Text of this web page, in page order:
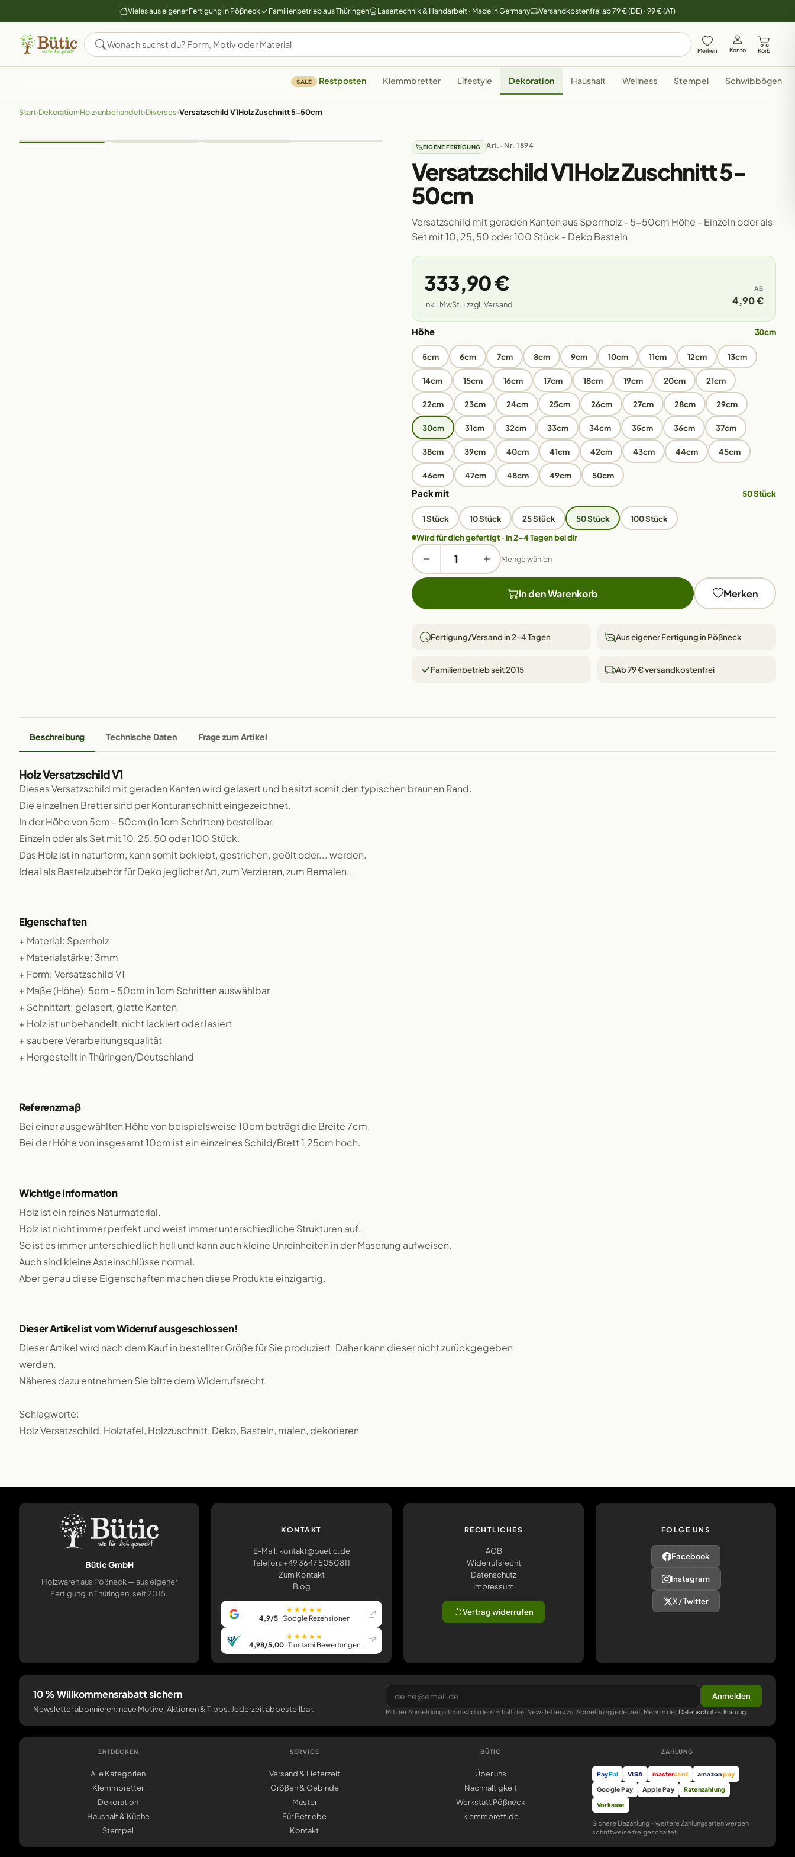
Vieles aus eigener Fertigung in Pößneck Familienbetrieb aus Thüringen Lasertechnik & Handarbeit · Made in Germany Versandkostenfrei ab 79 € (DE) · 99 € (AT)
Merken Konto Korb
SALE Restposten Klemmbretter Lifestyle Dekoration Haushalt Wellness Stempel Schwibbögen
Start›Dekoration›Holz›unbehandelt›Diverses›Versatzschild V1Holz Zuschnitt 5-50cm
EIGENE FERTIGUNG Art.-Nr. 1894
Versatzschild V1Holz Zuschnitt 5-
50cm
Versatzschild mit geraden Kanten aus Sperrholz - 5-50cm Höhe - Einzeln oder als
Set mit 10, 25, 50 oder 100 Stück - Deko Basteln
333,90 €
inkl. MwSt. · zzgl. Versand
AB
4,90 €
Höhe 30cm
5cm 6cm 7cm 8cm 9cm 10cm 11cm 12cm 13cm
14cm 15cm 16cm 17cm 18cm 19cm 20cm 21cm
22cm 23cm 24cm 25cm 26cm 27cm 28cm 29cm
30cm 31cm 32cm 33cm 34cm 35cm 36cm 37cm
38cm 39cm 40cm 41cm 42cm 43cm 44cm 45cm
46cm 47cm 48cm 49cm 50cm
Pack mit 50 Stück
1 Stück 10 Stück 25 Stück 50 Stück
100 Stück
Wird für dich gefertigt · in 2–4 Tagen bei dir
Menge wählen
In den Warenkorb Merken
Fertigung/Versand in 2–4 Tagen Aus eigener Fertigung in Pößneck
Familienbetrieb seit 2015 Ab 79 € versandkostenfrei
Beschreibung Technische Daten Frage zum Artikel
Holz Versatzschild V1
Dieses Versatzschild mit geraden Kanten wird gelasert und besitzt somit den typischen braunen Rand.
Die einzelnen Bretter sind per Konturanschnitt eingezeichnet.
In der Höhe von 5cm - 50cm (in 1cm Schritten) bestellbar.
Einzeln oder als Set mit 10, 25, 50 oder 100 Stück.
Das Holz ist in naturform, kann somit beklebt, gestrichen, geölt oder... werden.
Ideal als Bastelzubehör für Deko jeglicher Art, zum Verzieren, zum Bemalen...
Eigenschaften
+ Material: Sperrholz
+ Materialstärke: 3mm
+ Form: Versatzschild V1
+ Maße (Höhe): 5cm - 50cm in 1cm Schritten auswählbar
+ Schnittart: gelasert, glatte Kanten
+ Holz ist unbehandelt, nicht lackiert oder lasiert
+ saubere Verarbeitungsqualität
+ Hergestellt in Thüringen/Deutschland
Referenzmaß
Bei einer ausgewählten Höhe von beispielsweise 10cm beträgt die Breite 7cm.
Bei der Höhe von insgesamt 10cm ist ein einzelnes Schild/Brett 1,25cm hoch.
Wichtige Information
Holz ist ein reines Naturmaterial.
Holz ist nicht immer perfekt und weist immer unterschiedliche Strukturen auf.
So ist es immer unterschiedlich hell und kann auch kleine Unreinheiten in der Maserung aufweisen.
Auch sind kleine Asteinschlüsse normal.
Aber genau diese Eigenschaften machen diese Produkte einzigartig.
Dieser Artikel ist vom Widerruf ausgeschlossen!
Dieser Artikel wird nach dem Kauf in bestellter Größe für Sie produziert. Daher kann dieser nicht zurückgegeben
werden.
Näheres dazu entnehmen Sie bitte dem Widerrufsrecht.
Schlagworte:
Holz Versatzschild, Holztafel, Holzzuschnitt, Deko, Basteln, malen, dekorieren
Bütic GmbH
Holzwaren aus Pößneck — aus eigener
Fertigung in Thüringen, seit 2015.
KONTAKT
E-Mail: kontakt@buetic.de
Telefon: +49 3647 5050811
Zum Kontakt
Blog
★★★★★
4,9/5 · Google Rezensionen
★★★★★
4,98/5,00 · Trustami Bewertungen
RECHTLICHES
AGB
Widerrufsrecht
Datenschutz
Impressum
Vertrag widerrufen
FOLGE UNS
Facebook
Instagram
X / Twitter
10 % Willkommensrabatt sichern
Newsletter abonnieren: neue Motive, Aktionen & Tipps. Jederzeit abbestellbar.
Anmelden
Mit der Anmeldung stimmst du dem Erhalt des Newsletters zu, Abmeldung jederzeit. Mehr in der Datenschutzerklärung
ENTDECKEN
Alle Kategorien
Klemmbretter
Dekoration
Haushalt & Küche
Stempel
SERVICE
Versand & Lieferzeit
Größen & Gebinde
Muster
Für Betriebe
Kontakt
BÜTIC
Über uns
Nachhaltigkeit
Werkstatt Pößneck
klemmbrett.de
ZAHLUNG
PayPal VISA mastercard amazonpay
Google Pay
Apple Pay
Ratenzahlung
Vorkasse
Sichere Bezahlung – weitere Zahlungsarten werden
schrittweise freigeschaltet.